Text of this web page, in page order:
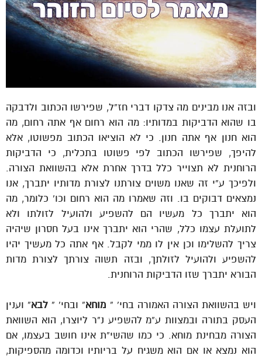
ובזה אנו מבינים מה צדקו דברי חז”ל, שפירשו הכתוב ולדבקה
בו שהוא הדביקות במדותיו: מה הוא רחום אף אתה רחום, מה
הוא חנון אף אתה חנון. כי לא הוציאו הכתוב מפשוטו, אלא
להיפך, שפירשו הכתוב לפי פשוטו בתכלית, כי הדביקות
הרוחנית לא תצוייר כלל בדרך אחרת אלא בהשוואת הצורה.
ולפיכך ע”י זה שאנו משוים צורתנו לצורת מדותיו יתברך, אנו
נמצאים דבוקים בו. וזה שאמרו מה הוא רחום וכו’ כלומר, מה
הוא יתברך כל מעשיו הם להשפיע ולהועיל לזולתו ולא
לתועלת עצמו כלל, שהרי הוא יתברך אינו בעל חסרון שיהיה
צריך להשלימו וכן אין לו ממי לקבל. אף אתה כל מעשיך יהיו
להשפיע ולהועיל לזולתך, ובזה תשוה צורתך לצורת מדות
הבורא יתברך שזו הדביקות הרוחנית.
ויש בהשוואת הצורה האמורה בחי’ ” מוחא” ובחי’ ” לבא” וענין
העסק בתורה ובמצוות ע”מ להשפיע נ”ר ליוצרו, הוא השוואת
הצורה מבחינת מוחא. כי כמו שהשי”ת אינו חושב בעצמו, אם
הוא נמצא או אם הוא משגיח על בריותיו וכדומה מהספיקות,